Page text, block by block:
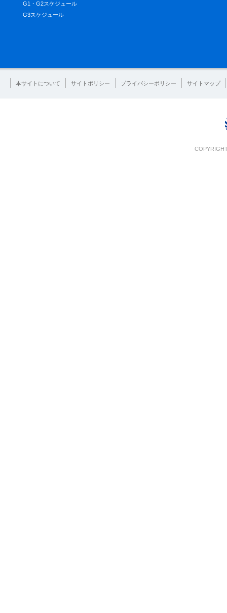
G1・G2スケジュール
G3スケジュール
本サイトについて サイトポリシー プライバシーポリシー サイトマップ